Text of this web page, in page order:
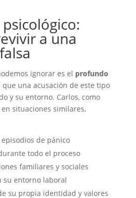
a una
ignorar es el profundo
que una acusación de este tipo
y su entorno. Carlos, como
situaciones similares,
de pánico
todo el proceso
familiares y sociales
su entorno laboral
su propia identidad y valores